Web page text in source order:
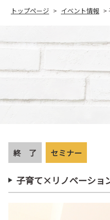
トップページ > イベント情報 >
終 了 セミナー
子育て×リノベーショ